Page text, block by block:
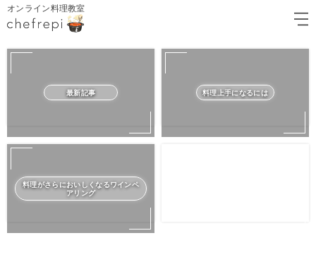
オンライン料理教室
最新記事 料理上手になるには
料理がさらにおいしくなるワインペ
アリング